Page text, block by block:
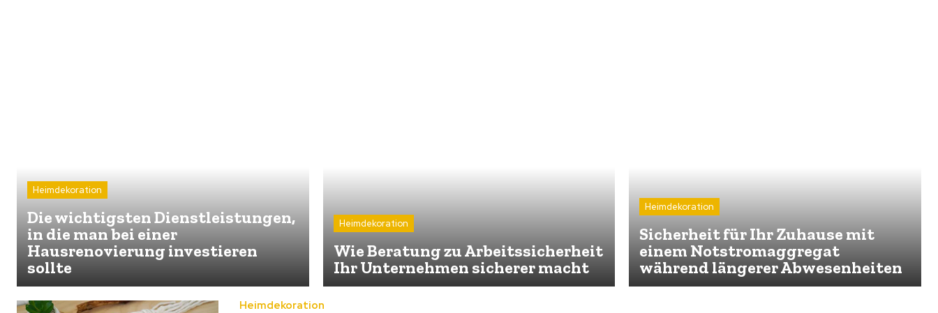
Heimdekoration
Die wichtigsten Dienstleistungen,
in die man bei einer
Hausrenovierung investieren
sollte
Heimdekoration
Wie Beratung zu Arbeitssicherheit
Ihr Unternehmen sicherer macht
Heimdekoration
Sicherheit für Ihr Zuhause mit
einem Notstromaggregat
während längerer Abwesenheiten
Heimdekoration